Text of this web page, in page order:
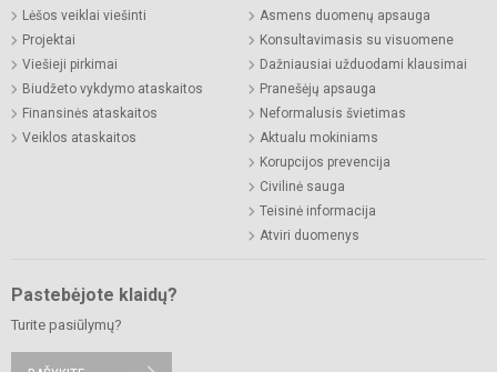
Lėšos veiklai viešinti
Projektai
Viešieji pirkimai
Biudžeto vykdymo ataskaitos
Finansinės ataskaitos
Veiklos ataskaitos
Asmens duomenų apsauga
Konsultavimasis su visuomene
Dažniausiai užduodami klausimai
Pranešėjų apsauga
Neformalusis švietimas
Aktualu mokiniams
Korupcijos prevencija
Civilinė sauga
Teisinė informacija
Atviri duomenys
Pastebėjote klaidų?
Turite pasiūlymų?